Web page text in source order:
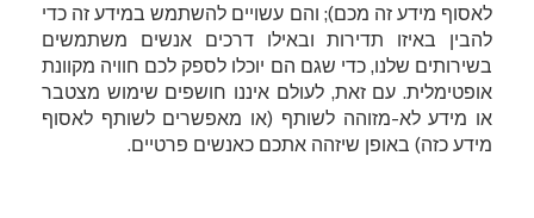
לאסוף מידע זה מכם); והם עשויים להשתמש במידע זה כדי
להבין באיזו תדירות ובאילו דרכים אנשים משתמשים
בשירותים שלנו, כדי שגם הם יוכלו לספק לכם חוויה מקוונת
אופטימלית. עם זאת, לעולם איננו חושפים שימוש מצטבר
או מידע לא-מזוהה לשותף (או מאפשרים לשותף לאסוף
מידע כזה) באופן שיזהה אתכם כאנשים פרטיים.